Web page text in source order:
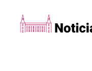
contenido